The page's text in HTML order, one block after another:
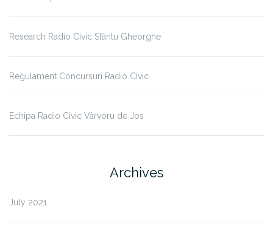
Research Radio Civic Sfântu Gheorghe
Regulament Concursuri Radio Civic
Echipa Radio Civic Vârvoru de Jos
Archives
July 2021